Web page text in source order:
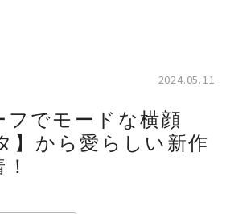
2024.05.11
フでモードな横顔
】から愛らしい新作